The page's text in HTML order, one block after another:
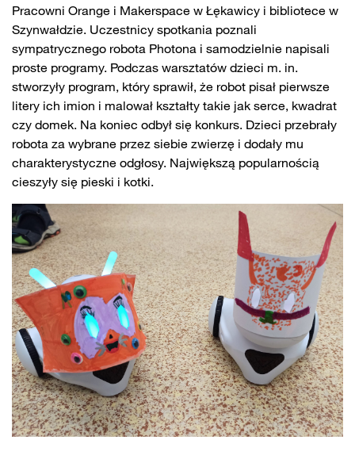
Pracowni Orange i Makerspace w Łękawicy i bibliotece w
Szynwałdzie. Uczestnicy spotkania poznali
sympatrycznego robota Photona i samodzielnie napisali
proste programy. Podczas warsztatów dzieci m. in.
stworzyły program, który sprawił, że robot pisał pierwsze
litery ich imion i malował kształty takie jak serce, kwadrat
czy domek. Na koniec odbył się konkurs. Dzieci przebrały
robota za wybrane przez siebie zwierzę i dodały mu
charakterystyczne odgłosy. Największą popularnością
cieszyły się pieski i kotki.